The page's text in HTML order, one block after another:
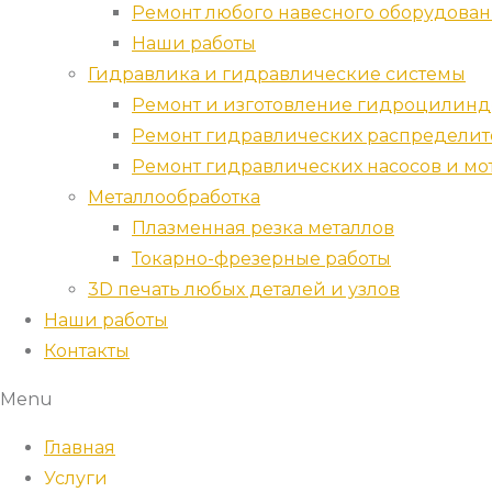
Ремонт любого навесного
Наши работы
Гидравлика и гидравлические системы
Ремонт и изготовление
Ремонт гидравлических
Ремонт гидравлических насосов и
Металлообработка
Плазменная резка металлов
Токарно-фрезерные работы
3D печать любых деталей и узлов
Наши работы
Контакты
Menu
Главная
Услуги